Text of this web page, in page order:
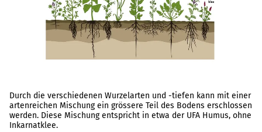
Durch die verschiedenen Wurzelarten und -tiefen kann mit einer
artenreichen Mischung ein grössere Teil des Bodens erschlossen
werden. Diese Mischung entspricht in etwa der UFA Humus, ohne
Inkarnatklee.